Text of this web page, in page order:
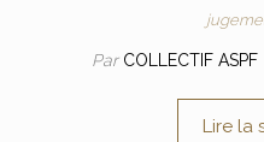
Par COLLECTIF ASPF
Lire la